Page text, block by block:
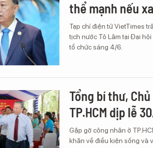
thể mạnh nếu
Tạp chí điện tử VietTimes
tịch nước Tô Lâm tại Đại
tổ chức sáng 4/6.
Tổng bí thư,
TP.HCM dịp lễ
Gặp gỡ công nhân ở
khăn về điều kiện sống và